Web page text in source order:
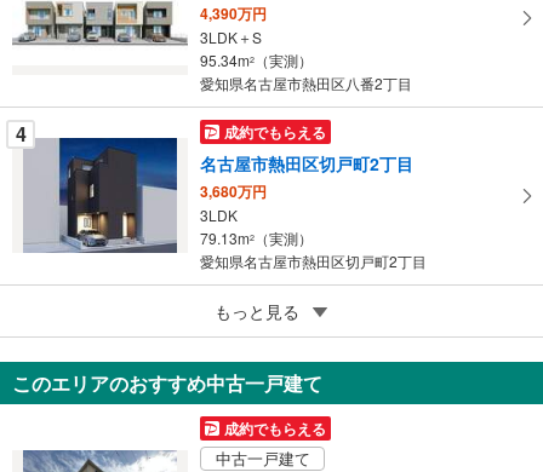
す
る
4,390万円
3LDK＋S
95.34m2
（実測）
愛知県名古屋市熱田区八番2丁目
4 成約でもらえる
名古屋市熱田区切戸町2丁目
3,680万円
3LDK
79.13m2
（実測）
愛知県名古屋市熱田区切戸町2丁目
成約でもらえる
名古屋市熱田区白鳥1丁目
5,880万円
3SLDK
112.56m2（登記）
愛知県名古屋市熱田区白鳥1丁目
もっと見る
このエリアのおすすめ中古一戸建て
成約でもらえる
中古一戸建て